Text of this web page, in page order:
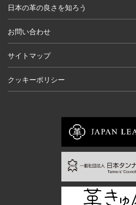
日本の革の良さを知ろう
お問い合わせ
サイトマップ
クッキーポリシー